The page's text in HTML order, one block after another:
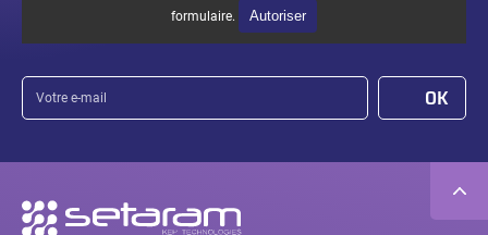
formulaire.
Autoriser
Votre
mail
OK
Navigation
secondaire